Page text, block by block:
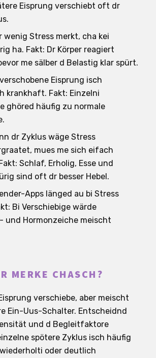
Eisprung verschiebt oft dr
wenig Stress merkt, cha kei
ha. Fakt: Dr Körper reagiert
me sälber d Belastig klar spürt.
Eisprung isch
krankhaft. Fakt: Einzelni
ghöred häufig zu normale
dr Zyklus wäge Stress
mues me sich eifach
Schlaf, Erholig, Esse und
sind oft dr besser Hebel.
Apps länged au bi Stress
Bi Verschiebige wärde
und Hormonzeiche meischt
MERKE CHASCH?
verschiebe, aber meischt
Ein-Uus-Schalter. Entscheidnd
und d Begleitfaktore
spötere Zyklus isch häufig
oder deutlich